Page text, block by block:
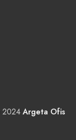
2024Argeta Ofis